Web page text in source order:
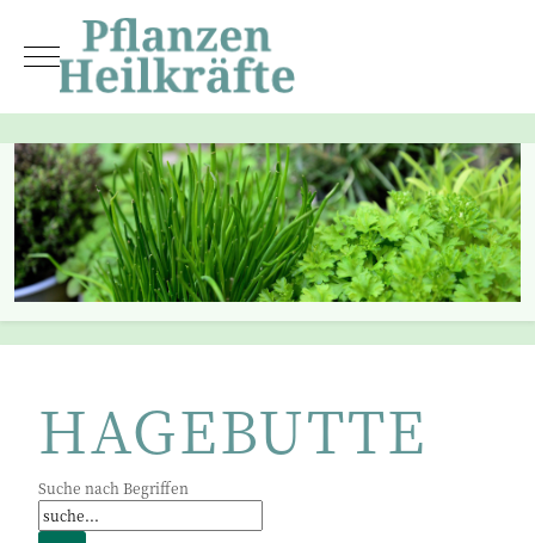
Mobile Menu Toggle
HAGEBUTTE
Suche nach Begriffen